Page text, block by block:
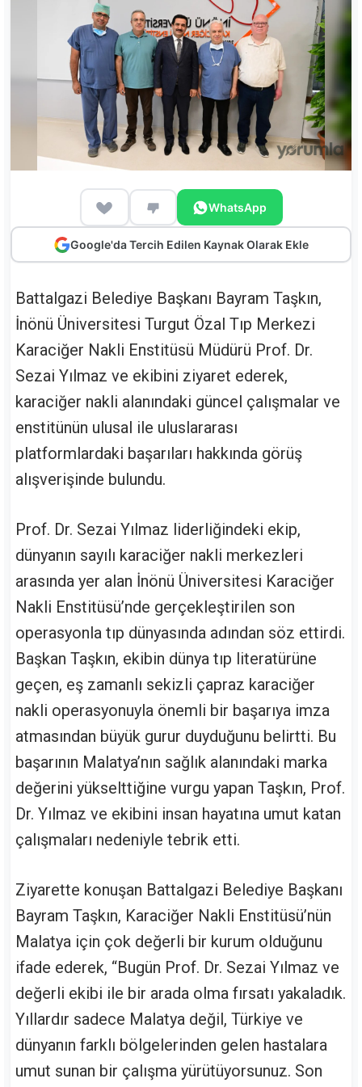
WhatsApp
Google'da Tercih Edilen Kaynak Olarak Ekle
Battalgazi Belediye Başkanı Bayram Taşkın,
İnönü Üniversitesi Turgut Özal Tıp Merkezi
Karaciğer Nakli Enstitüsü Müdürü Prof. Dr.
Sezai Yılmaz ve ekibini ziyaret ederek,
karaciğer nakli alanındaki güncel çalışmalar ve
enstitünün ulusal ile uluslararası
platformlardaki başarıları hakkında görüş
alışverişinde bulundu.
Prof. Dr. Sezai Yılmaz liderliğindeki ekip,
dünyanın sayılı karaciğer nakli merkezleri
arasında yer alan İnönü Üniversitesi Karaciğer
Nakli Enstitüsü’nde gerçekleştirilen son
operasyonla tıp dünyasında adından söz ettirdi.
Başkan Taşkın, ekibin dünya tıp literatürüne
geçen, eş zamanlı sekizli çapraz karaciğer
nakli operasyonuyla önemli bir başarıya imza
atmasından büyük gurur duyduğunu belirtti. Bu
başarının Malatya’nın sağlık alanındaki marka
değerini yükselttiğine vurgu yapan Taşkın, Prof.
Dr. Yılmaz ve ekibini insan hayatına umut katan
çalışmaları nedeniyle tebrik etti.
Ziyarette konuşan Battalgazi Belediye Başkanı
Bayram Taşkın, Karaciğer Nakli Enstitüsü’nün
Malatya için çok değerli bir kurum olduğunu
ifade ederek, “Bugün Prof. Dr. Sezai Yılmaz ve
değerli ekibi ile bir arada olma fırsatı yakaladık.
Yıllardır sadece Malatya değil, Türkiye ve
dünyanın farklı bölgelerinden gelen hastalara
umut sunan bir çalışma yürütüyorsunuz. Son